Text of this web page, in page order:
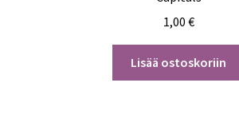
1,00 €
Lisää ostoskoriin